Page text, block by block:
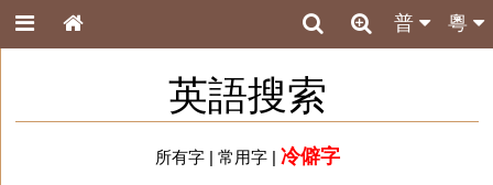
粵
普
英語搜索
所有字| 常用字| 冷僻字